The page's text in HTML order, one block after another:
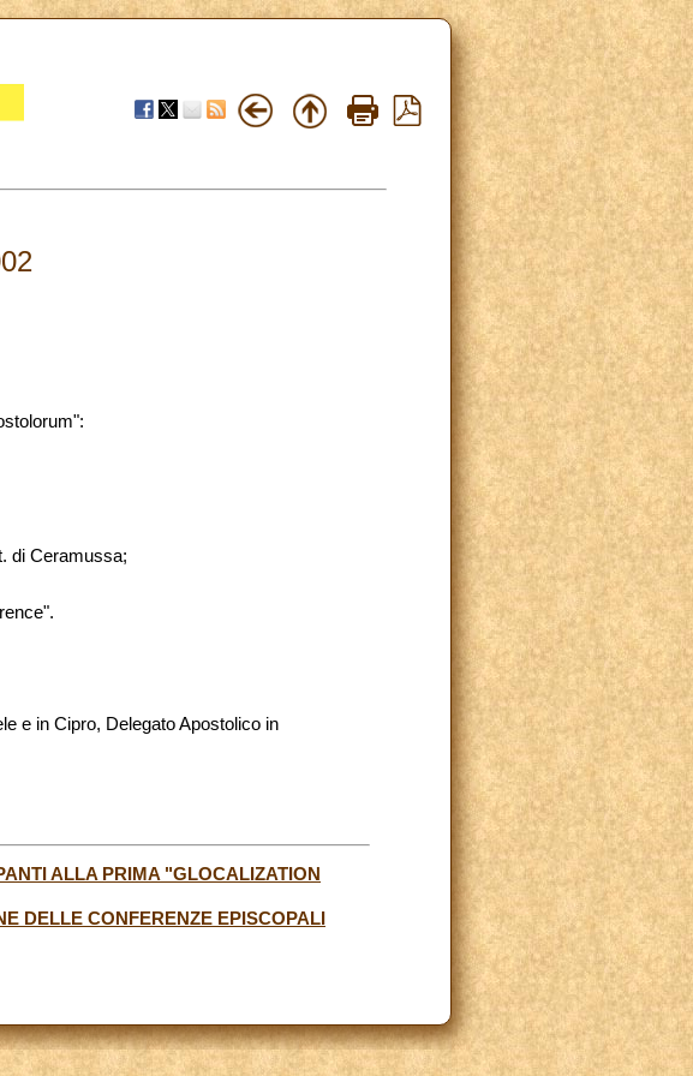
di Ceramussa;
e in Cipro, Delegato Apostolico in
ALLA PRIMA "GLOCALIZATION
DELLE CONFERENZE EPISCOPALI